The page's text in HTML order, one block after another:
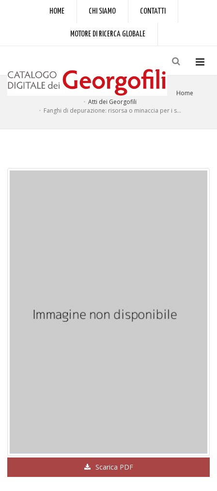
HOME CHI SIAMO CONTATTI
MOTORE DI RICERCA GLOBALE
Home
Atti dei Georgofili
Fanghi di depurazione: risorsa o minaccia per i s...
Scarica PDF